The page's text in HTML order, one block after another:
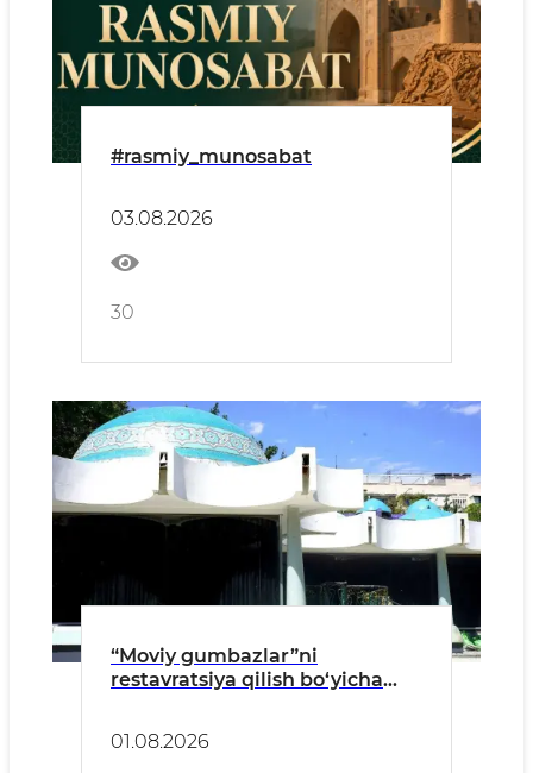
#rasmiy_munosabat
03.08.2026
30
“Moviy gumbazlar”ni
restavratsiya qilish bo‘yicha
01.08.2026